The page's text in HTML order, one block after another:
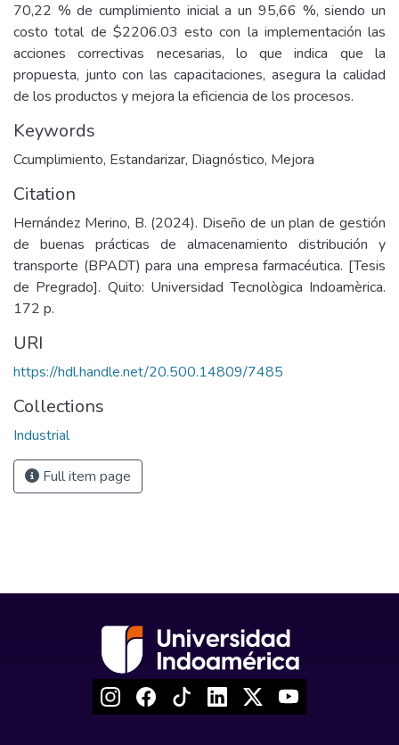
70,22 % de cumplimiento inicial a un 95,66 %, siendo un
costo total de $2206.03 esto con la implementación las
acciones correctivas necesarias, lo que indica que la
propuesta, junto con las capacitaciones, asegura la calidad
de los productos y mejora la eficiencia de los procesos.
Keywords
Ccumplimiento, Estandarizar, Diagnóstico, Mejora
Citation
Hernández Merino, B. (2024). Diseño de un plan de gestión
de buenas prácticas de almacenamiento distribución y
transporte (BPADT) para una empresa farmacéutica. [Tesis
de Pregrado]. Quito: Universidad Tecnològica Indoamèrica.
172 p.
URI
https://hdl.handle.net/20.500.14809/7485
Collections
Industrial
Full item page